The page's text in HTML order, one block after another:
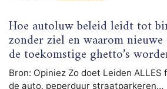
Hoe autoluw beleid leidt tot
zonder ziel en waarom
de toekomstige ghetto’s
Bron: Opiniez Zo doet Leiden ALLES
de auto, peperduur straatparkeren…